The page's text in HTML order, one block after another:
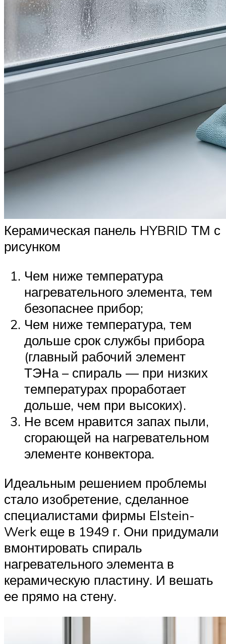
Керамическая панель HYBRID ТМ с
рисунком
Чем ниже температура
нагревательного элемента, тем
безопаснее прибор;
Чем ниже температура, тем
дольше срок службы прибора
(главный рабочий элемент
ТЭНа – спираль — при низких
температурах проработает
дольше, чем при высоких).
Не всем нравится запах пыли,
сгорающей на нагревательном
элементе конвектора.
Идеальным решением проблемы
стало изобретение, сделанное
специалистами фирмы Elstein-
Werk еще в 1949 г. Они придумали
вмонтировать спираль
нагревательного элемента в
керамическую пластину. И вешать
ее прямо на стену.